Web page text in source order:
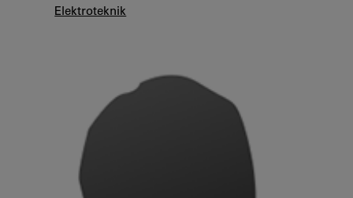
Elektroteknik